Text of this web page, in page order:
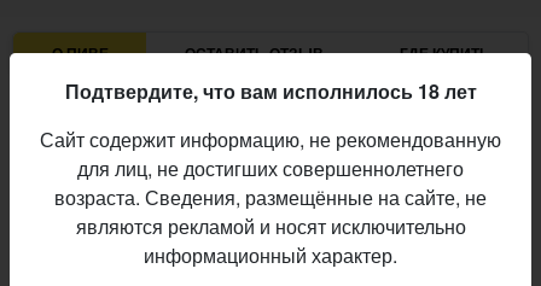
О ПИВЕ ОСТАВИТЬ ОТЗЫВ ГДЕ КУПИТЬ
Стиль:
Cider - Rosé
Алкоголь:
5,0%
выпуска:
25.05.2022
4.141
Подтвердите, что вам исполнилось 18 лет
Сайт содержит информацию, не рекомендованную
для лиц, не достигших совершеннолетнего
возраста. Сведения, размещённые на сайте, не
являются рекламой и носят исключительно
информационный характер.